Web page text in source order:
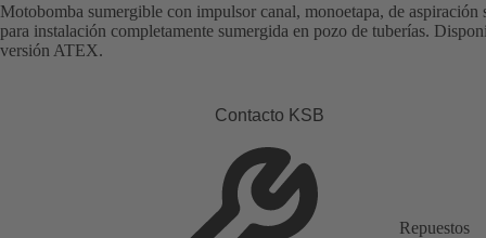
Motobomba sumergible con impulsor canal, monoetapa, de aspiración
para instalación completamente sumergida en pozo de tuberías.
versión ATEX.
Contacto KSB
Repuestos